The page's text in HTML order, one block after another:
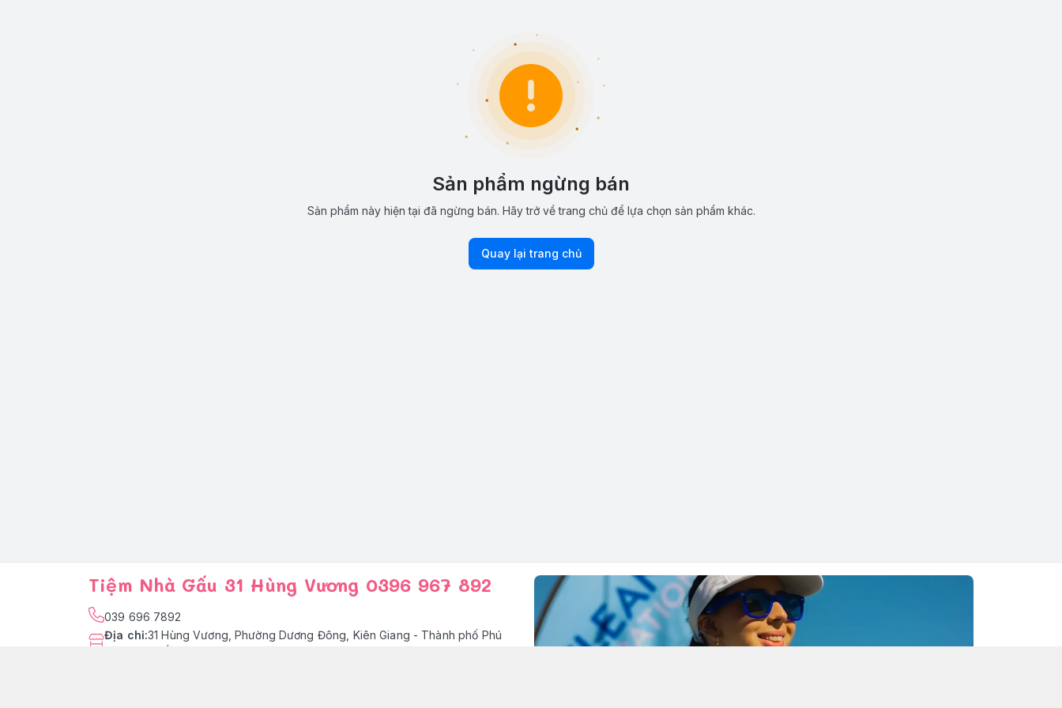
Sản phẩm ngừng bán
Sản phẩm này hiện tại đã ngừng bán. Hãy trở về trang chủ để lựa chọn sản phẩm khác.
Quay lại trang chủ
Tiệm Nhà Gấu 31 Hùng Vương 0396 967 892
039 696 7892
Địa chỉ:31 Hùng Vương, Phường Dương Đông, Kiên Giang - Thành phố Phú
Quốc